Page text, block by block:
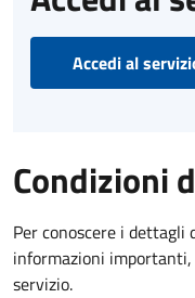
Accedi al
Condizioni
Per conoscere i dettagli
informazioni
servizio.